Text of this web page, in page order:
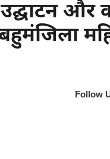
उद्घाटन और
Follow